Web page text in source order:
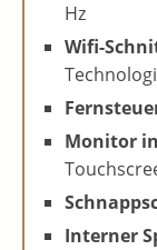
Hz
Wifi-
Monitor
Interner